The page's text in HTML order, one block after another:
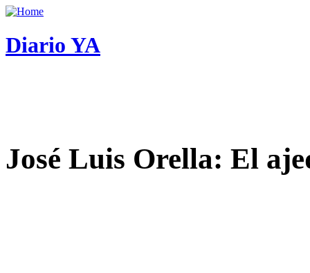
Diario YA
José Luis Orella: El